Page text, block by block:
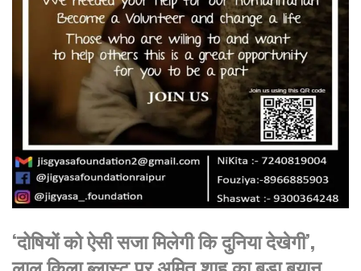
‘दोषियों को ऐसी सजा मिलेगी कि दुनिया देखेगी’,